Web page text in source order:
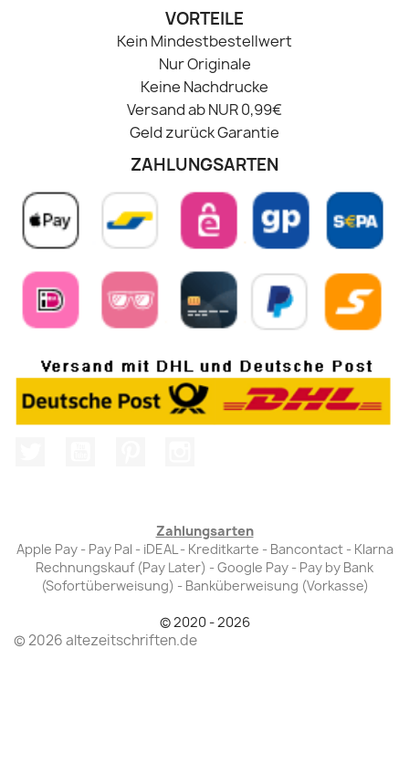
VORTEILE
Kein Mindestbestellwert
Nur Originale
Keine Nachdrucke
Versand ab NUR 0,99€
Geld zurück Garantie
ZAHLUNGSARTEN
Zahlungsarten
Apple Pay - Pay Pal - iDEAL - Kreditkarte - Bancontact - Klarna
Rechnungskauf (Pay Later) - Google Pay - Pay by Bank
(Sofortüberweisung) - Banküberweisung (Vorkasse)
© 2020 - 2026
© 2026 altezeitschriften.de